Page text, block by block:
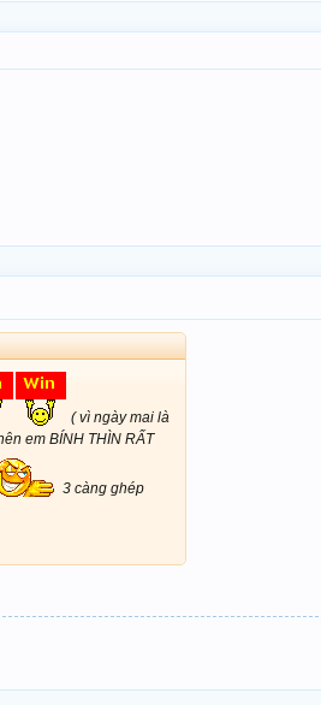
( vì ngày mai là
em BÍNH THÌN RẤT
3 càng ghép